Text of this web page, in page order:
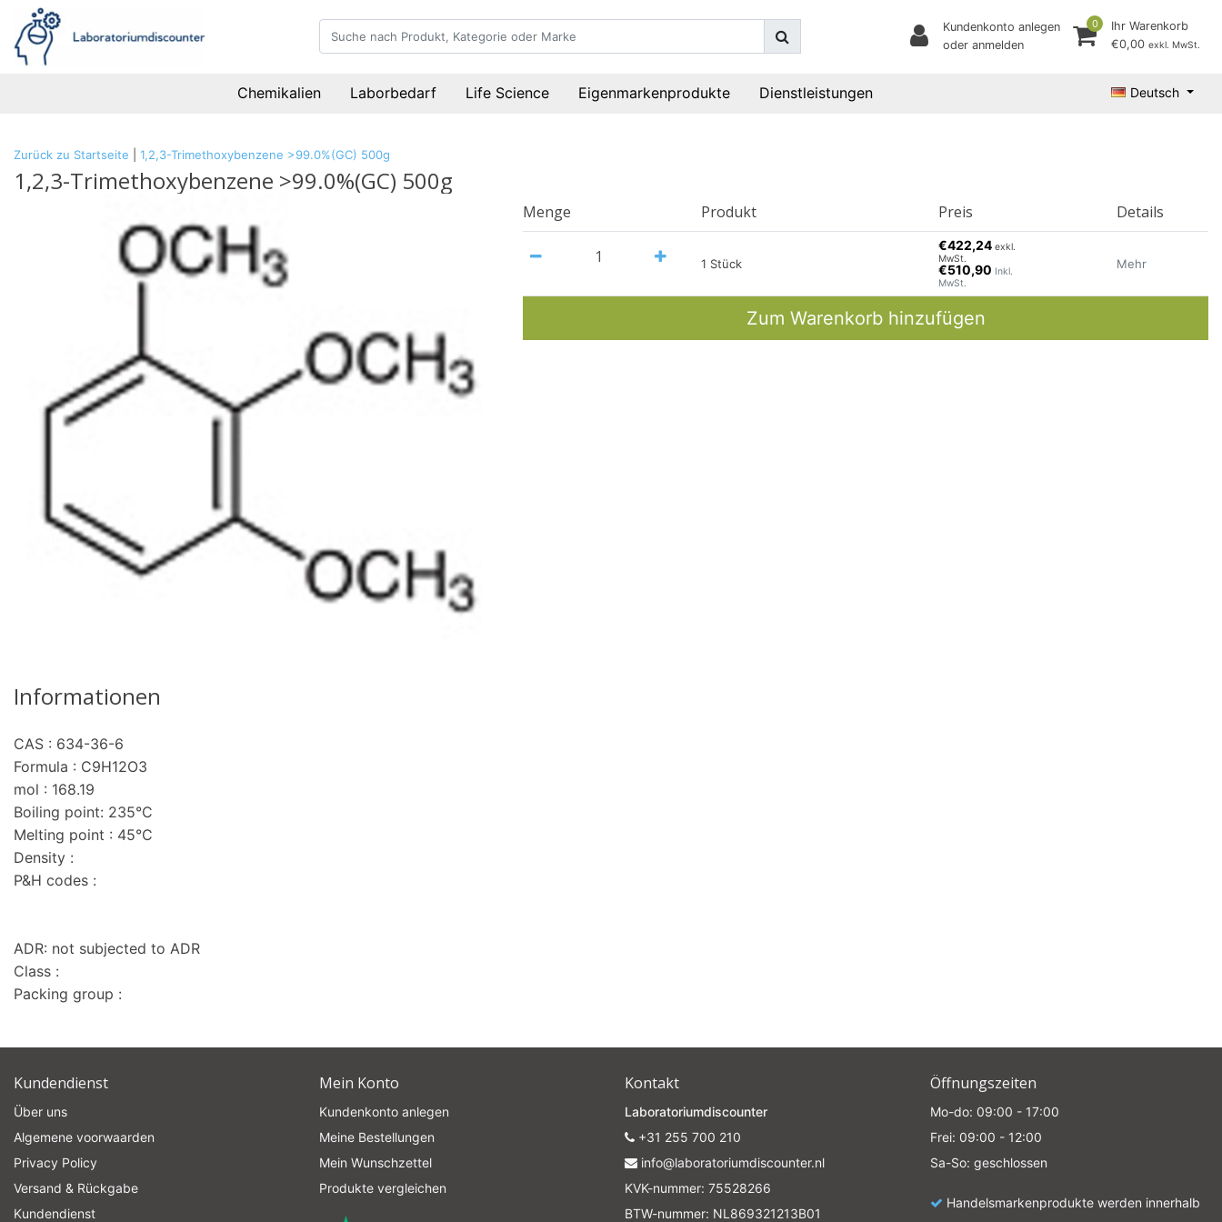
Kundenkonto anlegen
oder anmelden
0
Ihr Warenkorb
€0,00 exkl. MwSt.
Chemikalien Laborbedarf Life Science Eigenmarkenprodukte Dienstleistungen Deutsch
Zurück zu Startseite 1,2,3-Trimethoxybenzene >99.0%(GC) 500g
1,2,3-Trimethoxybenzene >99.0%(GC) 500g
Menge Produkt Preis Details
1 Stück
€422,24exkl.
MwSt.
€510,90 Inkl.
MwSt.
Mehr
Zum Warenkorb hinzufügen
Informationen
CAS : 634-36-6
Formula : C9H12O3
mol : 168.19
Boiling point: 235°C
Melting point : 45°C
Density :
P&H codes :
ADR: not subjected to ADR
Class :
Packing group :
Kundendienst
Über uns
Algemene voorwaarden
Privacy Policy
Versand & Rückgabe
Kundendienst
Mein Konto
Kundenkonto anlegen
Meine Bestellungen
Mein Wunschzettel
Produkte vergleichen
Kontakt
Laboratoriumdiscounter
+31 255 700 210
info@laboratoriumdiscounter.nl
KVK-nummer: 75528266
BTW-nummer: NL869321213B01
Öffnungszeiten
Mo-do: 09:00 - 17:00
Frei: 09:00 - 12:00
Sa-So: geschlossen
Handelsmarkenprodukte werden innerhalb